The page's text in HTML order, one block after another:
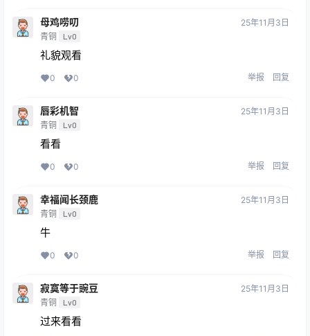
母鸡唠叨
青铜 Lv0
25年11月3日
礼貌观看
0 0 举报 回复
唇彩机智
青铜 Lv0
25年11月3日
看看
0 0 举报 回复
幸福闻长颈鹿
青铜 Lv0
25年11月3日
牛
0 0 举报 回复
寂寞等于豌豆
青铜 Lv0
25年11月3日
过来看看